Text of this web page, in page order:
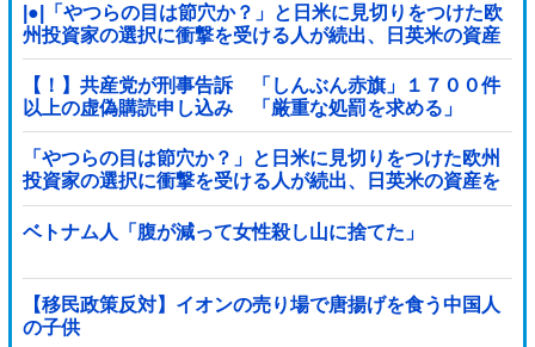
|●|「やつらの目は節穴か？」と日米に見切りをつけた欧
州投資家の選択に衝撃を受ける人が続出、日英米の資産
を処分して代わりに選んだのは……
【！】共産党が刑事告訴 「しんぶん赤旗」１７００件
以上の虚偽購読申し込み 「厳重な処罰を求める」
「やつらの目は節穴か？」と日米に見切りをつけた欧州
投資家の選択に衝撃を受ける人が続出、日英米の資産を
処分して代わりに選んだのは……
ベトナム人「腹が減って女性殺し山に捨てた」
【移民政策反対】イオンの売り場で唐揚げを食う中国人
の子供